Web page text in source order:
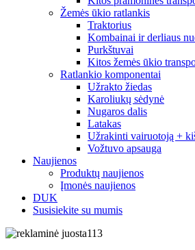
Žemės ūkio ratlankis
Traktorius
Kombainai ir derliaus
Purkštuvai
Kitos žemės ūkio
Ratlankio komponentai
Užrakto žiedas
Karoliukų sėdynė
Nugaros dalis
Latakas
Užrakinti vairuotoją +
Vožtuvo apsauga
Naujienos
Produktų naujienos
Įmonės naujienos
DUK
Susisiekite su mumis